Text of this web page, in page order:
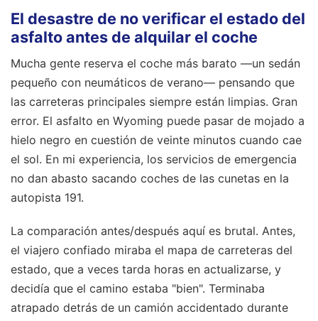
El desastre de no verificar el estado del
asfalto antes de alquilar el coche
Mucha gente reserva el coche más barato —un sedán
pequeño con neumáticos de verano— pensando que
las carreteras principales siempre están limpias. Gran
error. El asfalto en Wyoming puede pasar de mojado a
hielo negro en cuestión de veinte minutos cuando cae
el sol. En mi experiencia, los servicios de emergencia
no dan abasto sacando coches de las cunetas en la
autopista 191.
La comparación antes/después aquí es brutal. Antes,
el viajero confiado miraba el mapa de carreteras del
estado, que a veces tarda horas en actualizarse, y
decidía que el camino estaba "bien". Terminaba
atrapado detrás de un camión accidentado durante